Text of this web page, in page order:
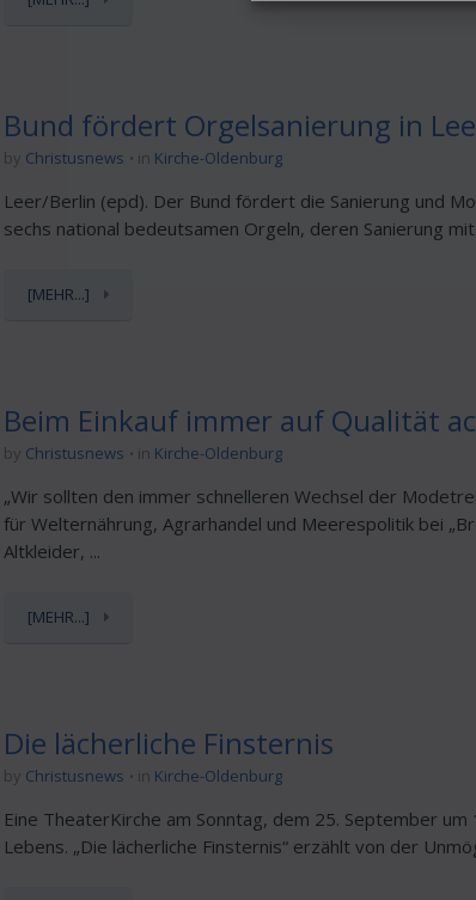
Bund fördert Orgelsanierung in
by Christusnews in Kirche-Oldenburg
Leer/Berlin (epd). Der Bund fördert die Sanierung und
sechs national bedeutsamen Orgeln, deren Sanierung
[MEHR...]
Beim Einkauf immer auf Qualität
by Christusnews in Kirche-Oldenburg
„Wir sollten den immer schnelleren Wechsel der
für Welternährung, Agrarhandel und Meerespolitik bei
Altkleider, ...
[MEHR...]
Die lächerliche Finsternis
by Christusnews in Kirche-Oldenburg
Eine TheaterKirche am Sonntag, dem 25. September
Lebens. „Die lächerliche Finsternis“ erzählt von der